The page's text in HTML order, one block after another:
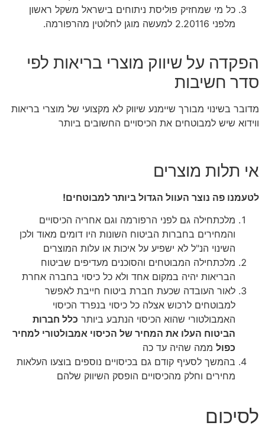
כל מי שמחזיק פוליסת ניתוחים בישראל משקל ראשון
מלפני 2.20116 למעשה מוגן לחלוטין מהרפורמה.
הפקדה על שיווק מוצרי בריאות לפי
סדר חשיבות
מדובר בשינוי מבורך שיימנע שיווק לא מקצועי של מוצרי בריאות
ווידוא שיש למבוטחים את הכיסויים החשובים ביותר
אי תלות מוצרים
לטעמנו פה נוצר העוול הגדול ביותר למבוטחים!
מלכתחילה גם לפני הרפורמה וגם אחריה הכיסויים
והמחירים בחברות הביטוח השונות היו דומים מאוד ולכן
השינוי הנ"ל לא ישפיע על איכות או עלות המוצרים
מלכתחילה המבוטחים והסוכנים מעדיפים שביטוח
הבריאות יהיה במקום אחד ולא כל כיסוי בחברה אחרת
לאור העובדה שכעת חברת ביטוח חייבת לאפשר
למבוטחים לרכוש אצלה כל כיסוי בנפרד הכיסוי
האמבולטורי שהוא הכיסוי הנתבע ביותר כלל חברות
הביטוח העלו את המחיר של הכיסוי אמבולטורי למחיר
כפול ממה שהיה עד כה
בהמשך לסעיף קודם גם בכיסויים נוספים בוצעו העלאות
מחירים וחלק מהכיסויים הופסק השיווק שלהם
לסיכום